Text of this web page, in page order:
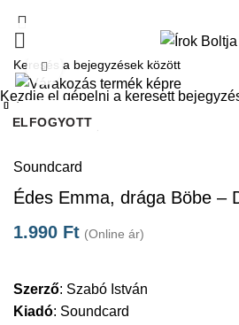
Click to enlarge
Kezdőlap DVD
Soundcard
Édes Emma, drága Böbe –
1.990 Ft (Online ár)
Szerző: Szabó István
Kiadó: Soundcard
ELFOGYOTT
Bezárás
ELFOGYOTT
Bezárás
ELFOGYOTT
Bezárás
Bezárás
ELFOGYOTT
Bezárás
ELFOGYOTT
Bezárás
ELFOGYOTT
Bezárás
ELFOGYOTT
Bezárás
Kezdje el gépelni a keresett